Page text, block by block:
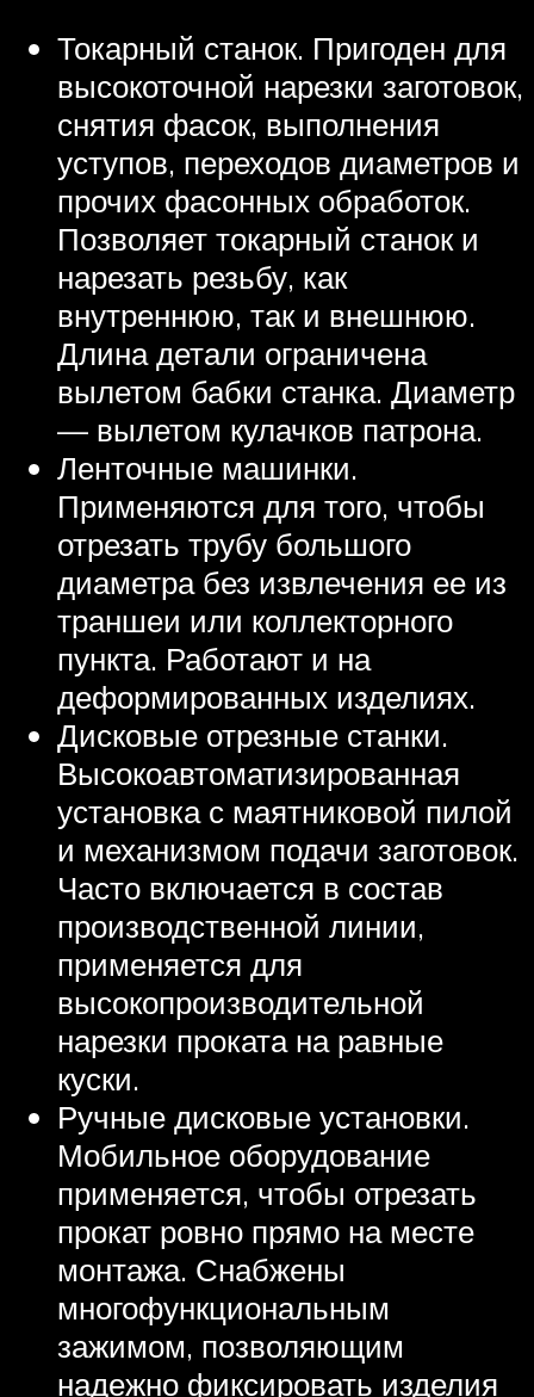
Токарный станок. Пригоден для
высокоточной нарезки заготовок,
снятия фасок, выполнения
уступов, переходов диаметров и
прочих фасонных обработок.
Позволяет токарный станок и
нарезать резьбу, как
внутреннюю, так и внешнюю.
Длина детали ограничена
вылетом бабки станка. Диаметр
— вылетом кулачков патрона.
Ленточные машинки.
Применяются для того, чтобы
отрезать трубу большого
диаметра без извлечения ее из
траншеи или коллекторного
пункта. Работают и на
деформированных изделиях.
Дисковые отрезные станки.
Высокоавтоматизированная
установка с маятниковой пилой
и механизмом подачи заготовок.
Часто включается в состав
производственной линии,
применяется для
высокопроизводительной
нарезки проката на равные
куски.
Ручные дисковые установки.
Мобильное оборудование
применяется, чтобы отрезать
прокат ровно прямо на месте
монтажа. Снабжены
многофункциональным
зажимом, позволяющим
надежно фиксировать изделия